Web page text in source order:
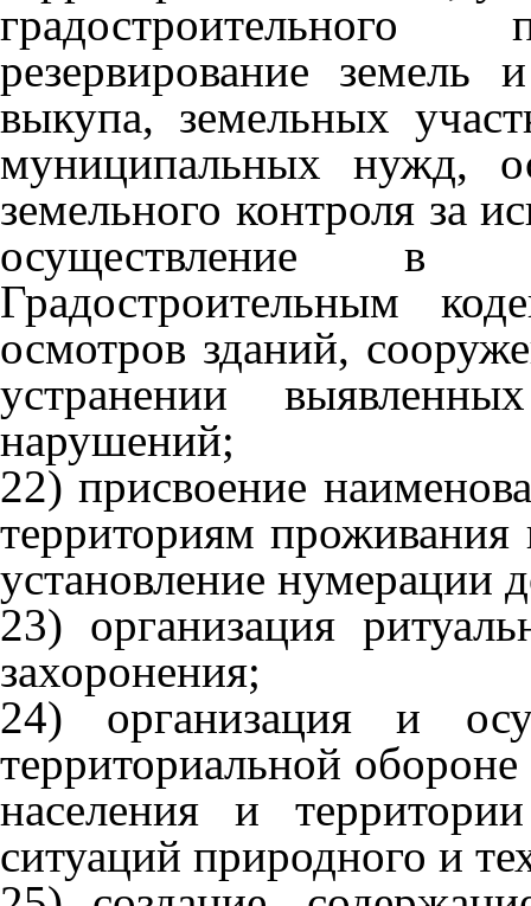
градостроительного
резервирование
выкупа, земельных
муниципальных нужд,
земельного контроля за
осуществление в
Градостроительным
осмотров зданий,
устранении
нарушений;
22) присвоение
территориям
установление нумерации
23) организация
захоронения;
24) организация и
территориальной
населения и
ситуаций природного и